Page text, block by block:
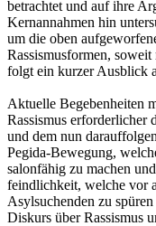
betrachtet und auf ihre
Kernannahmen hin
um die oben
Rassismusformen,
folgt ein kurzer Ausblick
Aktuelle Begebenheiten
Rassismus erforderlicher
und dem nun
Pegida-Bewegung,
salonfähig zu machen
feindlichkeit, welche vor
Asylsuchenden zu
Diskurs über Rassismus